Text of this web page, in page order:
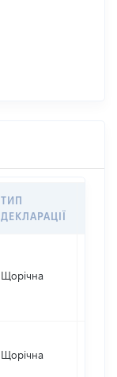
ТИП
ДЕКЛАРАЦІЇ
Щорічна
Щорічна